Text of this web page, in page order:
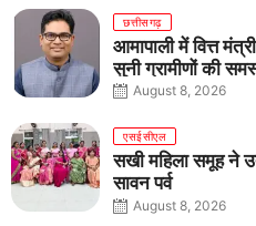
छत्तीसगढ़
आमापाली में वित्त
सुनी ग्रामीणों की
August 8, 2026
एसईसीएल
सखी महिला समूह ने
सावन पर्व
August 8, 2026